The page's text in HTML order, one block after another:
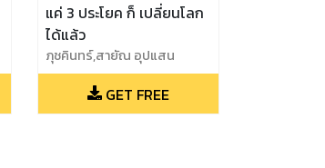
แค่ 3 ประโยค ก็ เปลี่ยนโลก
ได้แล้ว
ภุชคินทร์,สายัณ อุปแสน
GET FREE